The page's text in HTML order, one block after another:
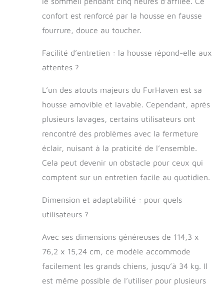
surface de
couchage
doublée d'une
le nez et les
pattes pour un
confort accru
articulations : le
dessus en mousse
forme aide à
amortir les points
améliorer
offre un soutien
orthopédique
amélioré pour le
cou, le dos, les
hanches et les
confort est renforcé par la housse en fausse
fourrure, douce au toucher.
Facilité d’entretien : la housse répond-elle aux
attentes ?
L’un des atouts majeurs du FurHaven est sa
housse amovible et lavable. Cependant, après
plusieurs lavages, certains utilisateurs ont
rencontré des problèmes avec la fermeture
éclair, nuisant à la praticité de l’ensemble.
Cela peut devenir un obstacle pour ceux qui
comptent sur un entretien facile au quotidien.
Dimension et adaptabilité : pour quels
utilisateurs ?
Avec ses dimensions généreuses de 114,3 x
76,2 x 15,24 cm, ce modèle accommode
facilement les grands chiens, jusqu’à 34 kg. Il
est même possible de l’utiliser pour plusieurs